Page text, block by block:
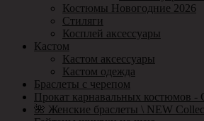
Костюмы Новогодние 2026
Стиляги
Косплей аксессуары
Кастом
Кастом аксессуары
Кастом одежда
Браслеты с черепом
Прокат карнавальных костюмов -
🌺 Женские браслеты \ NEW